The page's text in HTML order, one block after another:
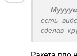
есть
сделав